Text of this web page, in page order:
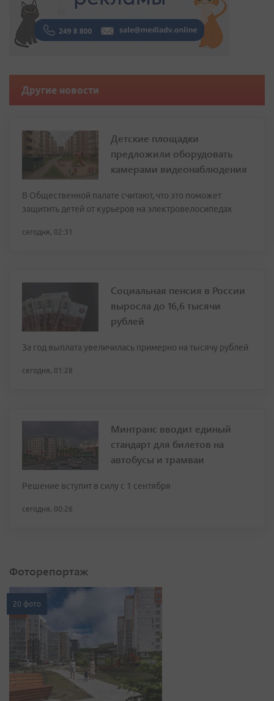
Другие новости
Детские площадки
предложили оборудовать
камерами видеонаблюдения
В Общественной палате считают, что это поможет
защитить детей от курьеров на электровелосипедах
сегодня, 02:31
Социальная пенсия в России
выросла до 16,6 тысячи
рублей
За год выплата увеличилась примерно на тысячу рублей
сегодня, 01:28
Минтранс вводит единый
стандарт для билетов на
автобусы и трамваи
Решение вступит в силу с 1 сентября
сегодня, 00:26
Фоторепортаж
20 фото